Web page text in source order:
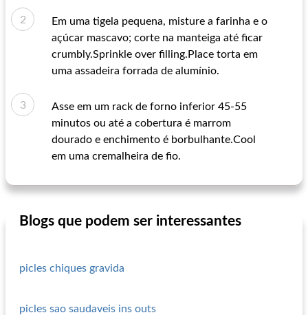
Em uma tigela pequena, misture a farinha e o
açúcar mascavo; corte na manteiga até ficar
crumbly.Sprinkle over filling.Place torta em
uma assadeira forrada de alumínio.
Asse em um rack de forno inferior 45-55
minutos ou até a cobertura é marrom
dourado e enchimento é borbulhante.Cool
em uma cremalheira de fio.
Blogs que podem ser interessantes
picles chiques gravida
picles sao saudaveis ins outs